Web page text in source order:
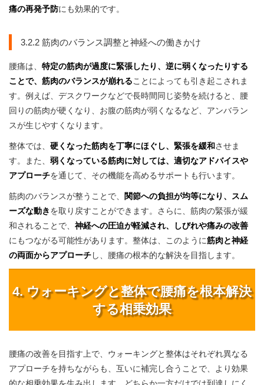
痛の再発予防にも効果的です。
3.2.2 筋肉のバランス調整と神経への働きかけ
腰痛は、 特定の筋肉が過度に緊張したり、逆に弱くなったりする
ことで、筋肉のバランスが崩れることによっても引き起こされま
す。例えば、デスクワークなどで長時間同じ姿勢を続けると、腰
回りの筋肉が硬くなり、お腹の筋肉が弱くなるなど、アンバラン
スが生じやすくなります。
整体では、 硬くなった筋肉を丁寧にほぐし、緊張を緩和させま
す。また、 弱くなっている筋肉に対しては、適切なアドバイスや
アプローチを通じて、その機能を高めるサポートも行います。
筋肉のバランスが整うことで、
関節への負担が均等になり、スム
ーズな動きを取り戻すことができます。さらに、筋肉の緊張が緩
和されることで、 神経への圧迫が軽減され、しびれや痛みの改善
にもつながる可能性があります。整体は、このように筋肉と神経
の両面からアプローチし、腰痛の根本的な解決を目指します。
4. ウォーキングと整体で腰痛を根本解決
する相乗効果
腰痛の改善を目指す上で、ウォーキングと整体はそれぞれ異なる
アプローチを持ちながらも、互いに補完し合うことで、より効果